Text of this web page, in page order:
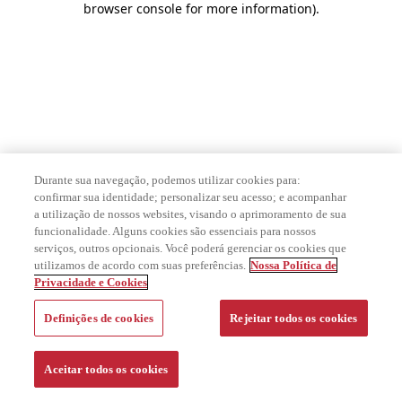
browser console for more information).
Durante sua navegação, podemos utilizar cookies para:
confirmar sua identidade; personalizar seu acesso; e acompanhar
a utilização de nossos websites, visando o aprimoramento de sua
funcionalidade. Alguns cookies são essenciais para nossos
serviços, outros opcionais. Você poderá gerenciar os cookies que
utilizamos de acordo com suas preferências. Nossa Política de
Privacidade e Cookies
Definições de cookies Rejeitar todos os cookies
Aceitar todos os cookies